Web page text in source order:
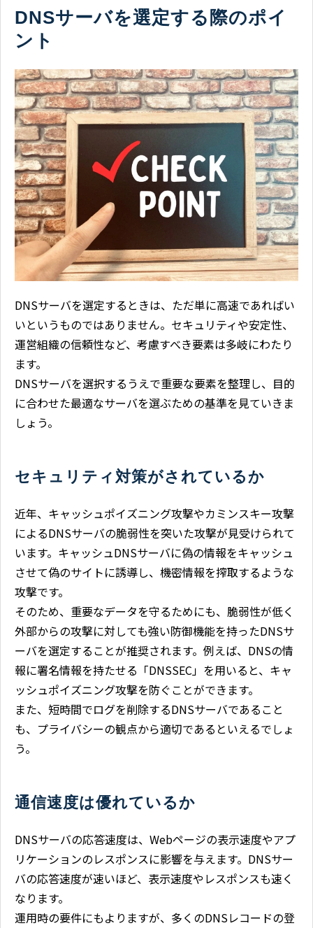
DNSサーバを選定する際のポイ
ント
DNSサーバを選定するときは、ただ単に高速であればい
いというものではありません。セキュリティや安定性、
運営組織の信頼性など、考慮すべき要素は多岐にわたり
ます。
DNSサーバを選択するうえで重要な要素を整理し、目的
に合わせた最適なサーバを選ぶための基準を見ていきま
しょう。
セキュリティ対策がされているか
近年、キャッシュポイズニング攻撃やカミンスキー攻撃
によるDNSサーバの脆弱性を突いた攻撃が見受けられて
います。キャッシュDNSサーバに偽の情報をキャッシュ
させて偽のサイトに誘導し、機密情報を搾取するような
攻撃です。
そのため、重要なデータを守るためにも、脆弱性が低く
外部からの攻撃に対しても強い防御機能を持ったDNSサ
ーバを選定することが推奨されます。例えば、DNSの情
報に署名情報を持たせる「DNSSEC」を用いると、キャ
ッシュポイズニング攻撃を防ぐことができます。
また、短時間でログを削除するDNSサーバであること
も、プライバシーの観点から適切であるといえるでしょ
う。
通信速度は優れているか
DNSサーバの応答速度は、Webページの表示速度やアプ
リケーションのレスポンスに影響を与えます。DNSサー
バの応答速度が速いほど、表示速度やレスポンスも速く
なります。
運用時の要件にもよりますが、多くのDNSレコードの登